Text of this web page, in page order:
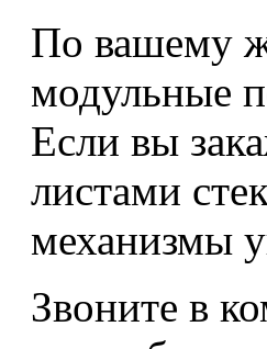
По вашему
модульные
Если вы
листами
механизмы
Звоните в